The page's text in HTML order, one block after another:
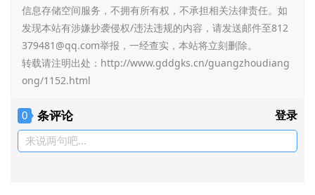
信息存储空间服务，不拥有所有权，不承担相关法律责任。如
发现本站有涉嫌抄袭侵权/违法违规的内容，请发送邮件至812
379481@qq.com举报，一经查实，本站将立刻删除。
转载请注明出处： http://www.gddgks.cn/guangzhoudiang
ong/1152.html
0 条评论 登录
来说两句吧...